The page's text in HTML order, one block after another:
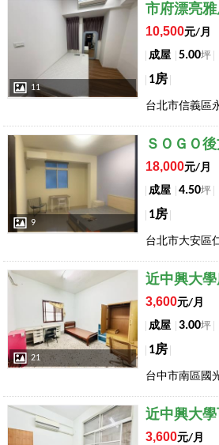
11
市府漂亮
10,500元/月
成屋
5.00坪
1房
台北市信義區
9
ＳＯＧＯ
18,000元/月
成屋
4.50坪
1房
台北市大安區
店長推薦
21
近中興大
3,600元/月
成屋
3.00坪
1房
台中市南區國
店長推薦 近中興大
3,600元/月